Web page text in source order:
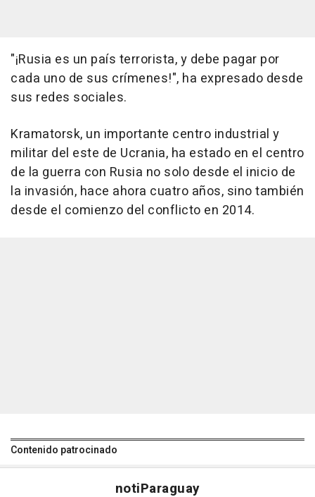
"¡Rusia es un país terrorista, y debe pagar por
cada uno de sus crímenes!", ha expresado desde
sus redes sociales.
Kramatorsk, un importante centro industrial y
militar del este de Ucrania, ha estado en el centro
de la guerra con Rusia no solo desde el inicio de
la invasión, hace ahora cuatro años, sino también
desde el comienzo del conflicto en 2014.
Contenido patrocinado
notiParaguay